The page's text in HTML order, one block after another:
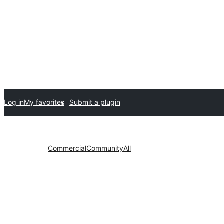
Submit a plugin
My favorites
Log in
All
Community
Commercial